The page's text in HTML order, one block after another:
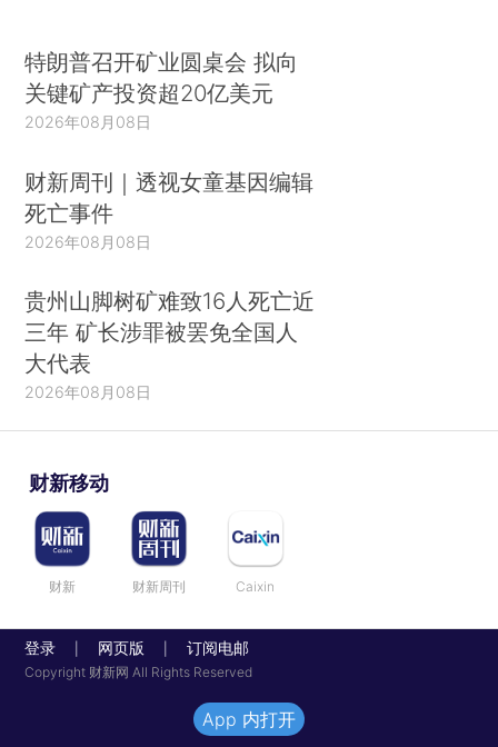
特朗普召开矿业圆桌会 拟向
关键矿产投资超20亿美元
2026年08月08日
财新周刊｜透视女童基因编辑
死亡事件
2026年08月08日
贵州山脚树矿难致16人死亡近
三年 矿长涉罪被罢免全国人
大代表
2026年08月08日
财新移动
财新 财新周刊 Caixin
登录 网页版 订阅电邮
Copyright 财新网 All Rights Reserved
App 内打开